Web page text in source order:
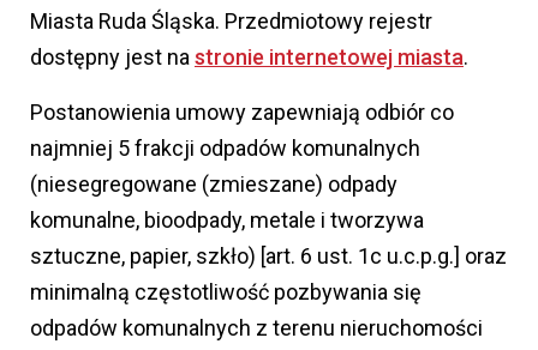
Miasta Ruda Śląska. Przedmiotowy rejestr
dostępny jest na stronie internetowej miasta.
Postanowienia umowy zapewniają odbiór co
najmniej 5 frakcji odpadów komunalnych
(niesegregowane (zmieszane) odpady
komunalne, bioodpady, metale i tworzywa
sztuczne, papier, szkło) [art. 6 ust. 1c u.c.p.g.] oraz
minimalną częstotliwość pozbywania się
odpadów komunalnych z terenu nieruchomości